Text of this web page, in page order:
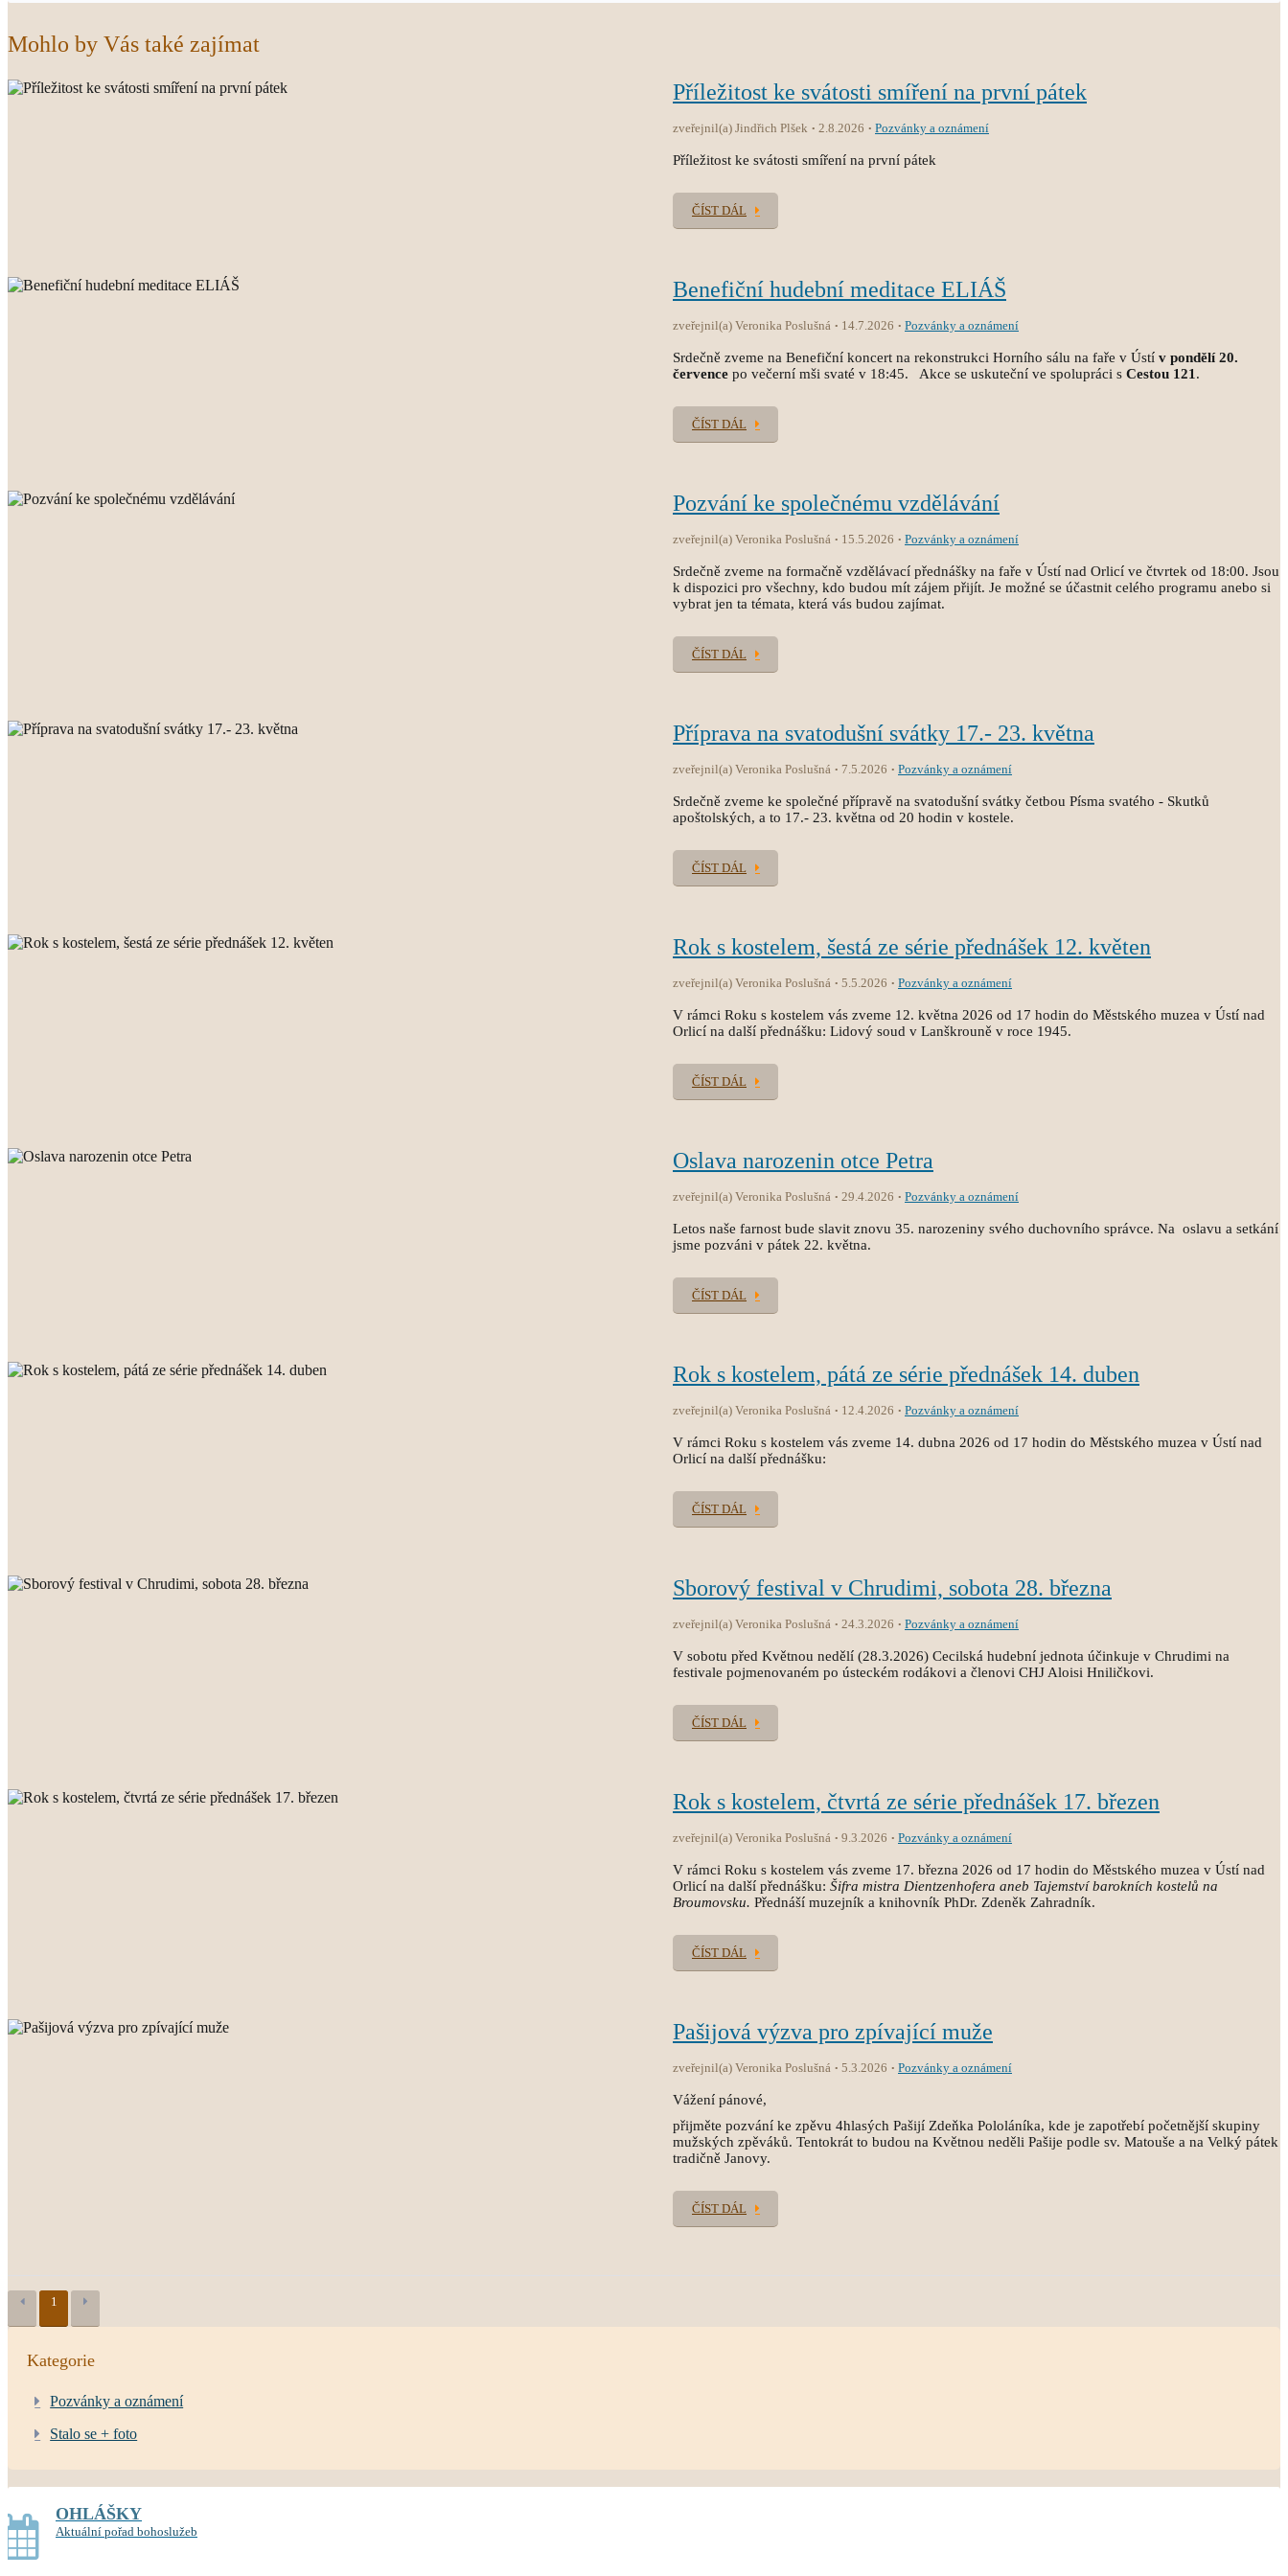
Mohlo by Vás také zajímat
Příležitost ke svátosti smíření na první pátek
zveřejnil(a) Jindřich Plšek 2.8.2026 Pozvánky a oznámení
Příležitost ke svátosti smíření na první pátek
ČÍST DÁL
Benefiční hudební meditace ELIÁŠ
zveřejnil(a) Veronika Poslušná 14.7.2026 Pozvánky a oznámení
Srdečně zveme na Benefiční koncert na rekonstrukci Horního sálu na faře v Ústí v pondělí 20.
července po večerní mši svaté v 18:45. Akce se uskuteční ve spolupráci s Cestou 121 .
ČÍST DÁL
Pozvání ke společnému vzdělávání
zveřejnil(a) Veronika Poslušná 15.5.2026 Pozvánky a oznámení
Srdečně zveme na formačně vzdělávací přednášky na faře v Ústí nad Orlicí ve čtvrtek od 18:00. Jsou
k dispozici pro všechny, kdo budou mít zájem přijít. Je možné se účastnit celého programu anebo si
vybrat jen ta témata, která vás budou zajímat.
ČÍST DÁL
Příprava na svatodušní svátky 17.- 23. května
zveřejnil(a) Veronika Poslušná 7.5.2026 Pozvánky a oznámení
Srdečně zveme ke společné přípravě na svatodušní svátky četbou Písma svatého - Skutků
apoštolských, a to 17.- 23. května od 20 hodin v kostele.
ČÍST DÁL
Rok s kostelem, šestá ze série přednášek 12. květen
zveřejnil(a) Veronika Poslušná 5.5.2026 Pozvánky a oznámení
V rámci Roku s kostelem vás zveme 12. května 2026 od 17 hodin do Městského muzea v Ústí nad
Orlicí na další přednášku: Lidový soud v Lanškrouně v roce 1945.
ČÍST DÁL
Oslava narozenin otce Petra
zveřejnil(a) Veronika Poslušná 29.4.2026 Pozvánky a oznámení
Letos naše farnost bude slavit znovu 35. narozeniny svého duchovního správce. Na oslavu a setkání
jsme pozváni v pátek 22. května.
ČÍST DÁL
Rok s kostelem, pátá ze série přednášek 14. duben
zveřejnil(a) Veronika Poslušná 12.4.2026 Pozvánky a oznámení
V rámci Roku s kostelem vás zveme 14. dubna 2026 od 17 hodin do Městského muzea v Ústí nad
Orlicí na další přednášku:
ČÍST DÁL
Sborový festival v Chrudimi, sobota 28. března
zveřejnil(a) Veronika Poslušná 24.3.2026 Pozvánky a oznámení
V sobotu před Květnou nedělí (28.3.2026) Cecilská hudební jednota účinkuje v Chrudimi na
festivale pojmenovaném po ústeckém rodákovi a členovi CHJ Aloisi Hniličkovi.
ČÍST DÁL
Rok s kostelem, čtvrtá ze série přednášek 17. březen
zveřejnil(a) Veronika Poslušná 9.3.2026 Pozvánky a oznámení
V rámci Roku s kostelem vás zveme 17. března 2026 od 17 hodin do Městského muzea v Ústí nad
Orlicí na další přednášku: Šifra mistra Dientzenhofera aneb Tajemství barokních kostelů na
Broumovsku. Přednáší muzejník a knihovník PhDr. Zdeněk Zahradník.
ČÍST DÁL
Pašijová výzva pro zpívající muže
zveřejnil(a) Veronika Poslušná 5.3.2026 Pozvánky a oznámení
Vážení pánové,
přijměte pozvání ke zpěvu 4hlasých Pašijí Zdeňka Pololáníka, kde je zapotřebí početnější skupiny
mužských zpěváků. Tentokrát to budou na Květnou neděli Pašije podle sv. Matouše a na Velký pátek
tradičně Janovy.
ČÍST DÁL
1
Kategorie
Pozvánky a oznámení
Stalo se + foto
OHLÁŠKY
Aktuální pořad bohoslužeb